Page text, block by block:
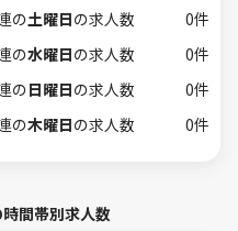
の土曜日の求人数
0件
の水曜日の求人数
0件
の日曜日の求人数
0件
の木曜日の求人数 0件
間帯別求人数